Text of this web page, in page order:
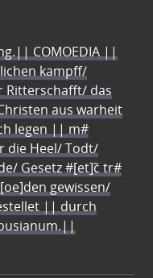
COMOEDIA ||
kampff/
das
aus warheit
legen || m#
die Heel/ Todt/
Gesetz #[et]c̃ tr#
gewissen/
|| durch